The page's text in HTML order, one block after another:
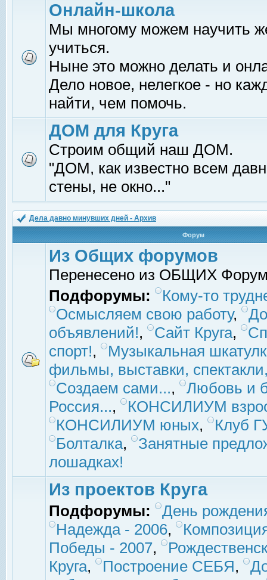
Онлайн-школа
Мы многому можем научить
учиться.
Ныне это можно делать и
Дело новое, нелегкое - но
найти, чем помочь.
ДОМ для Круга
Строим общий наш ДОМ.
"ДОМ, как известно всем
стены, не окно..."
Дела давно минувших дней - Архив
Форум
Из Общих форумов
Перенесено из ОБЩИХ
Подфорумы:
Кому-то
Осмысляем свою работу,
объявлений!, Сайт Круга,
спорт!,
Музыкальная
фильмы, выставки,
Создаем сами...,
Любовь и
Россия...,
КОНСИЛИУМ
КОНСИЛИУМ юных,
Клуб
Болталка,
Занятные
лошадках!
Из проектов Круга
Подфорумы:
День
Надежда - 2006,
Победы - 2007,
Круга, Построение СЕБЯ,